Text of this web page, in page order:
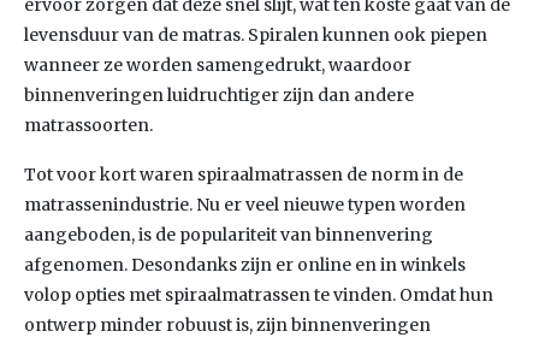
ervoor zorgen dat deze snel slijt, wat ten koste gaat van de
levensduur van de matras. Spiralen kunnen ook piepen
wanneer ze worden samengedrukt, waardoor
binnenveringen luidruchtiger zijn dan andere
matrassoorten.
Tot voor kort waren spiraalmatrassen de norm in de
matrassenindustrie. Nu er veel nieuwe typen worden
aangeboden, is de populariteit van binnenvering
afgenomen. Desondanks zijn er online en in winkels
volop opties met spiraalmatrassen te vinden. Omdat hun
ontwerp minder robuust is, zijn binnenveringen